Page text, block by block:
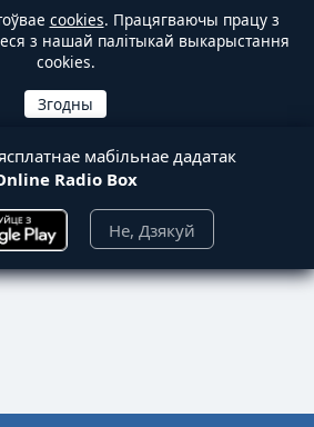
cookies. Працягваючы працу з
з нашай палітыкай выкарыстання
cookies.
мабільнае дадатак
Radio Box
Не, Дзякуй